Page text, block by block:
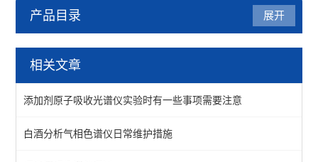
产品目录
试验机*建筑仪器/建材仪器
展开
相关文章
添加剂原子吸收光谱仪实验时有一些事项需要注意
白酒分析气相色谱仪日常维护措施